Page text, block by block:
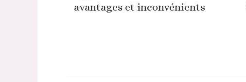
avantages et inconvénients